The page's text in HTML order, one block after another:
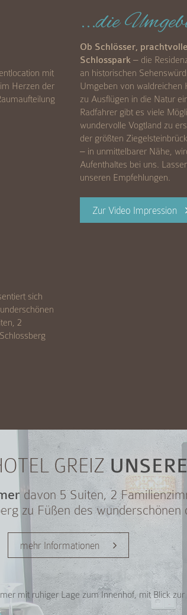
mit
Herzen der
...die
Ob Schlösser,
Schlosspark – die
an historischen
Umgeben von waldreichen
zu Ausflügen in die Natur
Radfahrer gibt es viele
wundervolle Vogtland zu
der größten
– in unmittelbarer Nähe,
Aufenthaltes bei uns.
unseren Empfehlungen.
Zur Video Impression
sich
2
GREIZ
davon 5 Suiten, 2
zu Füßen des wunderschönen
mehr Informationen
mit ruhiger Lage zum Innenhof, mit Blick zur